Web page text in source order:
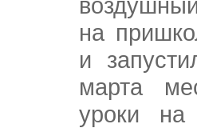
на
и
марта
уроки на